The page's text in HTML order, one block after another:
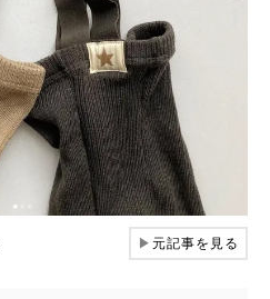
▶元記事を見る